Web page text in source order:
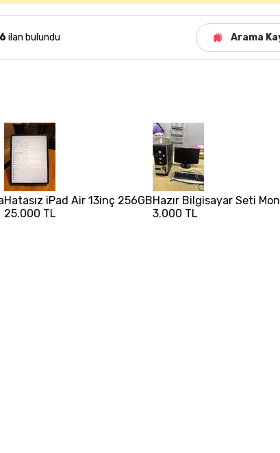
ilan bulundu Arama
Hatasız iPad Air 13inç 256GB
25.000 TL
Hazır Bilgisayar Seti
3.000 TL